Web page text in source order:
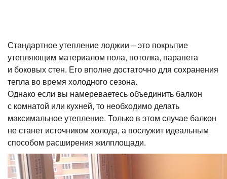
Стандартное утепление лоджии – это покрытие
утепляющим материалом пола, потолка, парапета
и боковых стен. Его вполне достаточно для сохранения
тепла во время холодного сезона.
Однако если вы намереваетесь объединить балкон
с комнатой или кухней, то необходимо делать
максимальное утепление. Только в этом случае балкон
не станет источником холода, а послужит идеальным
способом расширения жилплощади.